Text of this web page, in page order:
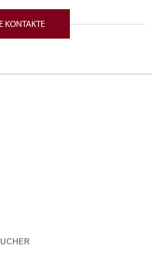
772 060, info@cafeklein.cz
www.cafeklein.cz/
175 241,
místo"
475 221, obcerstveni@nove-
nove-misto.cz/
KONTAKTE